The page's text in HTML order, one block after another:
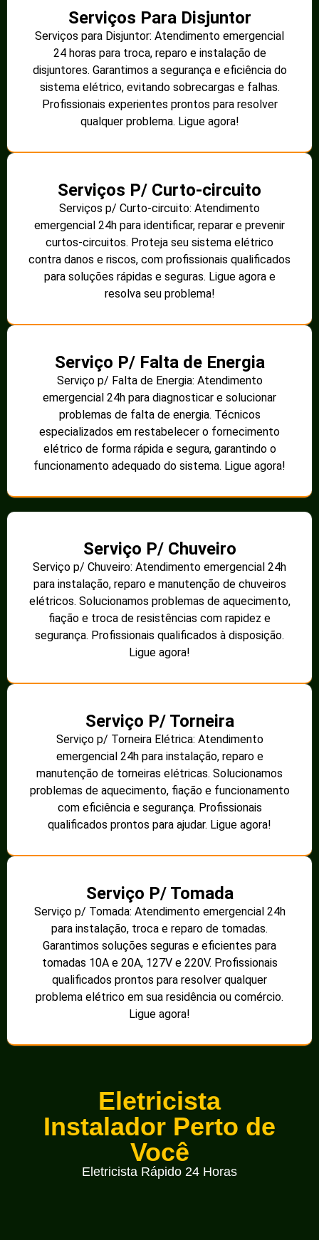
Serviços Para Disjuntor
Serviços para Disjuntor: Atendimento emergencial
24 horas para troca, reparo e instalação de
disjuntores. Garantimos a segurança e eficiência do
sistema elétrico, evitando sobrecargas e falhas.
Profissionais experientes prontos para resolver
qualquer problema. Ligue agora!
Serviços P/ Curto-circuito
Serviços p/ Curto-circuito: Atendimento
emergencial 24h para identificar, reparar e prevenir
curtos-circuitos. Proteja seu sistema elétrico
contra danos e riscos, com profissionais qualificados
para soluções rápidas e seguras. Ligue agora e
resolva seu problema!
Serviço P/ Falta de Energia
Serviço p/ Falta de Energia: Atendimento
emergencial 24h para diagnosticar e solucionar
problemas de falta de energia. Técnicos
especializados em restabelecer o fornecimento
elétrico de forma rápida e segura, garantindo o
funcionamento adequado do sistema. Ligue agora!
Serviço P/ Chuveiro
Serviço p/ Chuveiro: Atendimento emergencial 24h
para instalação, reparo e manutenção de chuveiros
elétricos. Solucionamos problemas de aquecimento,
fiação e troca de resistências com rapidez e
segurança. Profissionais qualificados à disposição.
Ligue agora!
Serviço P/ Torneira
Serviço p/ Torneira Elétrica: Atendimento
emergencial 24h para instalação, reparo e
manutenção de torneiras elétricas. Solucionamos
problemas de aquecimento, fiação e funcionamento
com eficiência e segurança. Profissionais
qualificados prontos para ajudar. Ligue agora!
Serviço P/ Tomada
Serviço p/ Tomada: Atendimento emergencial 24h
para instalação, troca e reparo de tomadas.
Garantimos soluções seguras e eficientes para
tomadas 10A e 20A, 127V e 220V. Profissionais
qualificados prontos para resolver qualquer
problema elétrico em sua residência ou comércio.
Ligue agora!
Eletricista
Instalador Perto de
Você
Eletricista Rápido 24 Horas